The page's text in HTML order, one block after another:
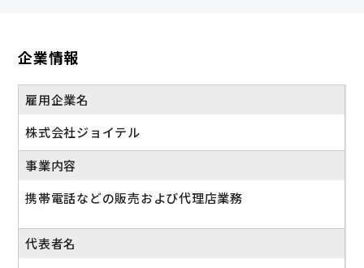
企業情報
雇用企業名
株式会社ジョイテル
事業内容
携帯電話などの販売および代理店業務
代表者名